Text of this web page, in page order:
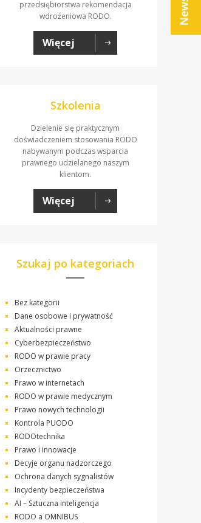
przedsiębiorstwa rekomendacja
wdrożeniowa RODO.
Więcej
Szkolenia
Dzielenie się praktycznym
doświadczeniem stosowania RODO
nabywanym podczas wsparcia
prawnego udzielanego naszym
klientom.
Więcej
Szukaj po kategoriach
Bez kategorii
Dane osobowe i prywatność
Aktualności prawne
Cyberbezpieczeństwo
RODO w prawie pracy
Orzecznictwo
Prawo w internetach
RODO w prawie medycznym
Prawo nowych technologii
Kontrola PUODO
RODOtechnika
Prawo i innowacje
Decyje organu nadzorczego
Ochrona danych sygnalistów
Incydenty bezpieczeństwa
AI – Sztuczna inteligencja
RODO a OMNIBUS